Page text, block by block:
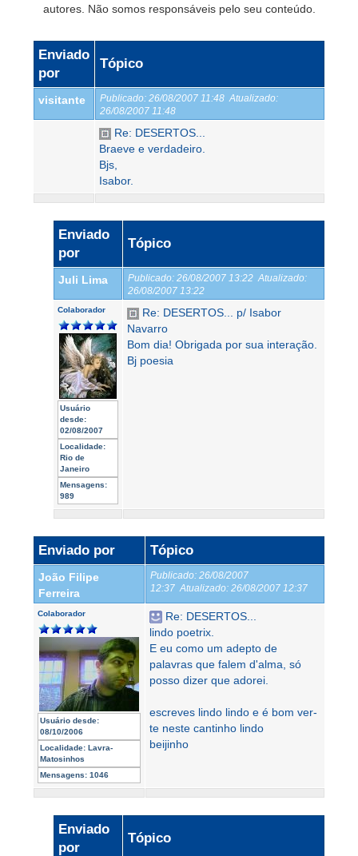
autores. Não somos responsáveis pelo seu conteúdo.
Enviado
por
Tópico
visitante Publicado: 26/08/2007 11:48 Atualizado:
26/08/2007 11:48
Re: DESERTOS...
Braeve e verdadeiro.
Bjs,
Isabor.
Enviado
por
Tópico
Juli Lima Publicado: 26/08/2007 13:22 Atualizado:
26/08/2007 13:22
Colaborador
Usuário
desde:
02/08/2007
Localidade:
Rio de
Janeiro
Mensagens:
989
Re: DESERTOS... p/ Isabor
Navarro
Bom dia! Obrigada por sua interação.
Bj poesia
Enviado por Tópico
João Filipe
Ferreira
Publicado: 26/08/2007
12:37 Atualizado: 26/08/2007 12:37
Colaborador
Usuário desde:
08/10/2006
Localidade: Lavra-
Matosinhos
Mensagens: 1046
Re: DESERTOS...
lindo poetrix.
E eu como um adepto de
palavras que falem d'alma, só
posso dizer que adorei.
escreves lindo lindo e é bom ver-
te neste cantinho lindo
beijinho
Enviado
por
Tópico